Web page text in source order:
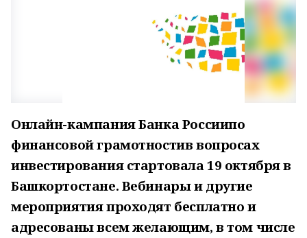
Онлайн-кампания Банка Россиипо
финансовой грамотностив вопросах
инвестирования стартовала 19 октября в
Башкортостане. Вебинары и другие
мероприятия проходят бесплатно и
адресованы всем желающим, в том числе